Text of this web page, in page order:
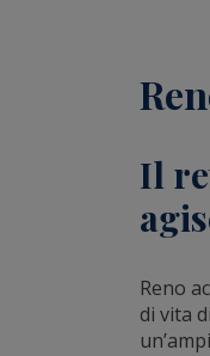
Il
Reno
di vita